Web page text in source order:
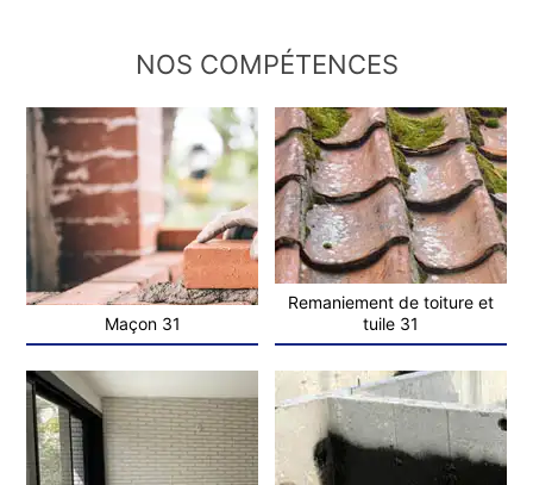
NOS COMPÉTENCES
Maçon 31
Remaniement de toiture et
tuile 31